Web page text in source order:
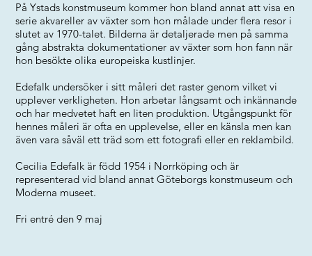
På Ystads konstmuseum kommer hon bland annat att visa en
serie akvareller av växter som hon målade under flera resor i
slutet av 1970-talet. Bilderna är detaljerade men på samma
gång abstrakta dokumentationer av växter som hon fann när
hon besökte olika europeiska kustlinjer.
Edefalk undersöker i sitt måleri det raster genom vilket vi
upplever verkligheten. Hon arbetar långsamt och inkännande
och har medvetet haft en liten produktion. Utgångspunkt för
hennes måleri är ofta en upplevelse, eller en känsla men kan
även vara såväl ett träd som ett fotografi eller en reklambild.
Cecilia Edefalk är född 1954 i Norrköping och är
representerad vid bland annat Göteborgs konstmuseum och
Moderna museet.
Fri entré den 9 maj